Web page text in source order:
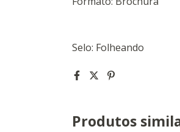
Selo: Folheando
Produtos